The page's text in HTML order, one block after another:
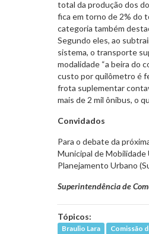
total da produção dos
fica em torno de 2% do
categoria também
Segundo eles, ao
sistema, o transporte
modalidade “a beira do
custo por quilômetro é
frota suplementar
mais de 2 mil ônibus, o
Convidados
Para o debate da
Municipal de Mobilidade
Planejamento Urbano
Superintendência de
Tópicos:
Braulio Lara
Comissão